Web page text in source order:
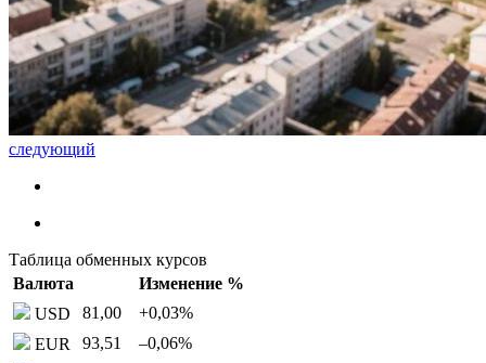
следующий
Таблица обменных курсов
Валюта
Изменение %
USD
81,00 +0,03%
EUR
93,51 –0,06%